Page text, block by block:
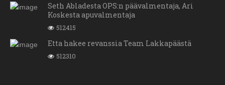
Seth Abladesta OPS:n päävalmentaja, Ari
Koskesta apuvalmentaja
512415
Etta hakee revanssia Team Lakkapäästä
512310